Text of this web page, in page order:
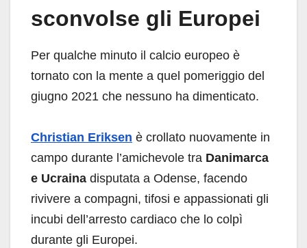
sconvolse gli Europei
Per qualche minuto il calcio europeo è
tornato con la mente a quel pomeriggio del
giugno 2021 che nessuno ha dimenticato.
Christian Eriksen è crollato nuovamente in
campo durante l’amichevole tra Danimarca
e Ucraina disputata a Odense, facendo
rivivere a compagni, tifosi e appassionati gli
incubi dell’arresto cardiaco che lo colpì
durante gli Europei.